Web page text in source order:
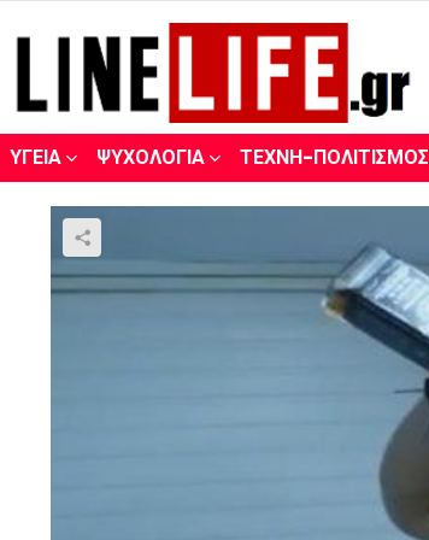
ΥΓΕΊΑ ΨΥΧΟΛΟΓΊΑ ΤΈΧΝΗ-ΠΟΛΙΤΙΣΜΌΣ